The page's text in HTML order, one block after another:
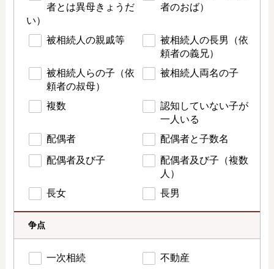
者とは異母きょうだ
い）
者のおば）
被相続人の親戚等
被相続人の長男（依
頼者の義兄）
被相続人らの子（依
頼者の叔母）
被相続人両名の子
複数
認知していない子が
一人いる
配偶者
配偶者と子数名
配偶者及び子
配偶者及び子（複数
人）
長女
長男
争点
一次相続 不動産